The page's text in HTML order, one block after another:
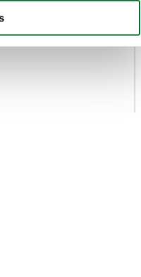
fra din brug af deres